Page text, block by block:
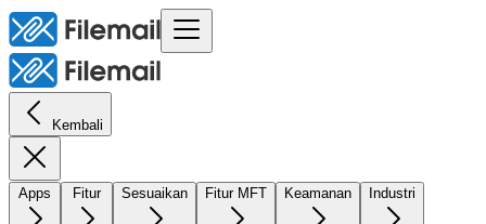
Kembali
Apps Fitur Sesuaikan Fitur MFT Keamanan Industri